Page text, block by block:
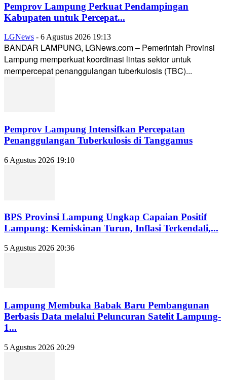
Pemprov Lampung Perkuat Pendampingan
Kabupaten untuk Percepat...
LGNews - 6 Agustus 2026 19:13
BANDAR LAMPUNG, LGNews.com – Pemerintah Provinsi
Lampung memperkuat koordinasi lintas sektor untuk
mempercepat penanggulangan tuberkulosis (TBC)...
Pemprov Lampung Intensifkan Percepatan
Penanggulangan Tuberkulosis di Tanggamus
6 Agustus 2026 19:10
BPS Provinsi Lampung Ungkap Capaian Positif
Lampung: Kemiskinan Turun, Inflasi Terkendali,...
5 Agustus 2026 20:36
Lampung Membuka Babak Baru Pembangunan
Berbasis Data melalui Peluncuran Satelit Lampung-
1...
5 Agustus 2026 20:29